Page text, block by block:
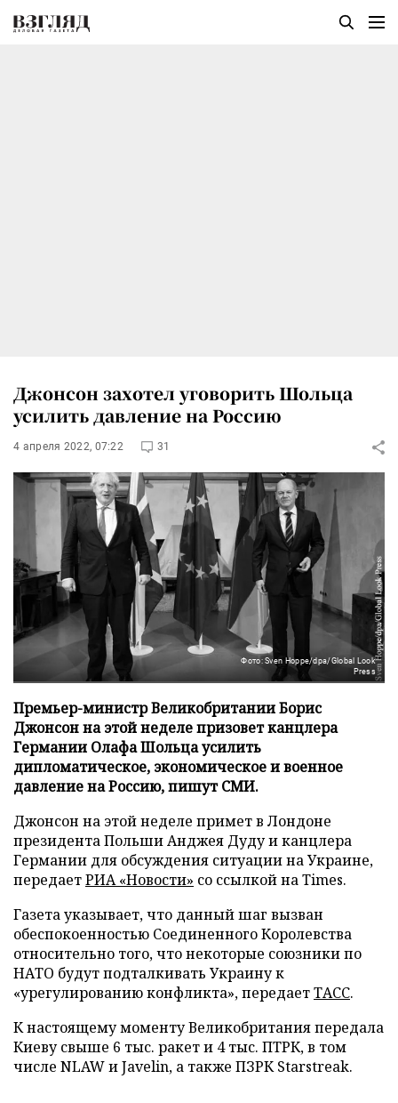
Джонсон захотел уговорить Шольца
усилить давление на Россию
4 апреля 2022, 07:22 31
Фото: Sven Hoppe/dpa/Global Look
Press
Премьер-министр Великобритании Борис
Джонсон на этой неделе призовет канцлера
Германии Олафа Шольца усилить
дипломатическое, экономическое и военное
давление на Россию, пишут СМИ.
Джонсон на этой неделе примет в Лондоне
президента Польши Анджея Дуду и канцлера
Германии для обсуждения ситуации на Украине,
передаетРИА «Новости» со ссылкой на Times.
Газета указывает, что данный шаг вызван
обеспокоенностью Соединенного Королевства
относительно того, что некоторые союзники по
НАТО будут подталкивать Украину к
«урегулированию конфликта», передаетТАСС.
К настоящему моменту Великобритания передала
Киеву свыше 6 тыс. ракет и 4 тыс. ПТРК, в том
числе NLAW и Javelin, а также ПЗРК Starstreak.